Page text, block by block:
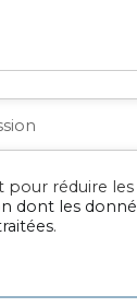
pour réduire les
dont les
.